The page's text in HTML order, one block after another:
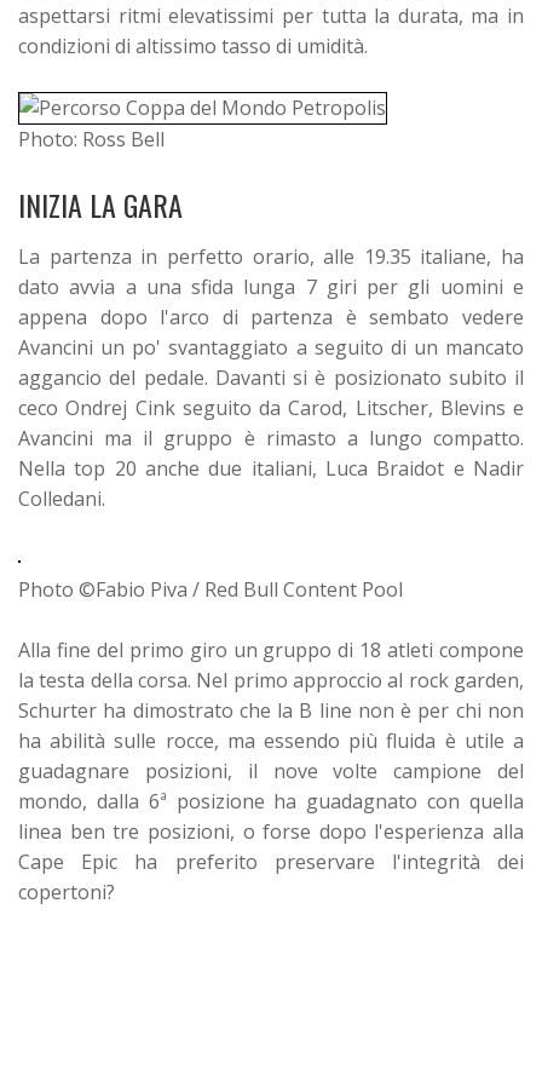
aspettarsi ritmi elevatissimi per tutta la durata, ma in
condizioni di altissimo tasso di umidità.
Photo: Ross Bell
INIZIA LA GARA
La partenza in perfetto orario, alle 19.35 italiane, ha
dato avvia a una sfida lunga 7 giri per gli uomini e
appena dopo l'arco di partenza è sembato vedere
Avancini un po' svantaggiato a seguito di un mancato
aggancio del pedale. Davanti si è posizionato subito il
ceco Ondrej Cink seguito da Carod, Litscher, Blevins e
Avancini ma il gruppo è rimasto a lungo compatto.
Nella top 20 anche due italiani, Luca Braidot e Nadir
Colledani.
Photo ©Fabio Piva / Red Bull Content Pool
Alla fine del primo giro un gruppo di 18 atleti compone
la testa della corsa. Nel primo approccio al rock garden,
Schurter ha dimostrato che la B line non è per chi non
ha abilità sulle rocce, ma essendo più fluida è utile a
guadagnare posizioni, il nove volte campione del
mondo, dalla 6ª posizione ha guadagnato con quella
linea ben tre posizioni, o forse dopo l'esperienza alla
Cape Epic ha preferito preservare l'integrità dei
copertoni?